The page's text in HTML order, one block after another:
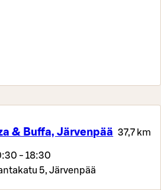
& Buffa, Järvenpää 37,7 km
- 18:30
5, Järvenpää